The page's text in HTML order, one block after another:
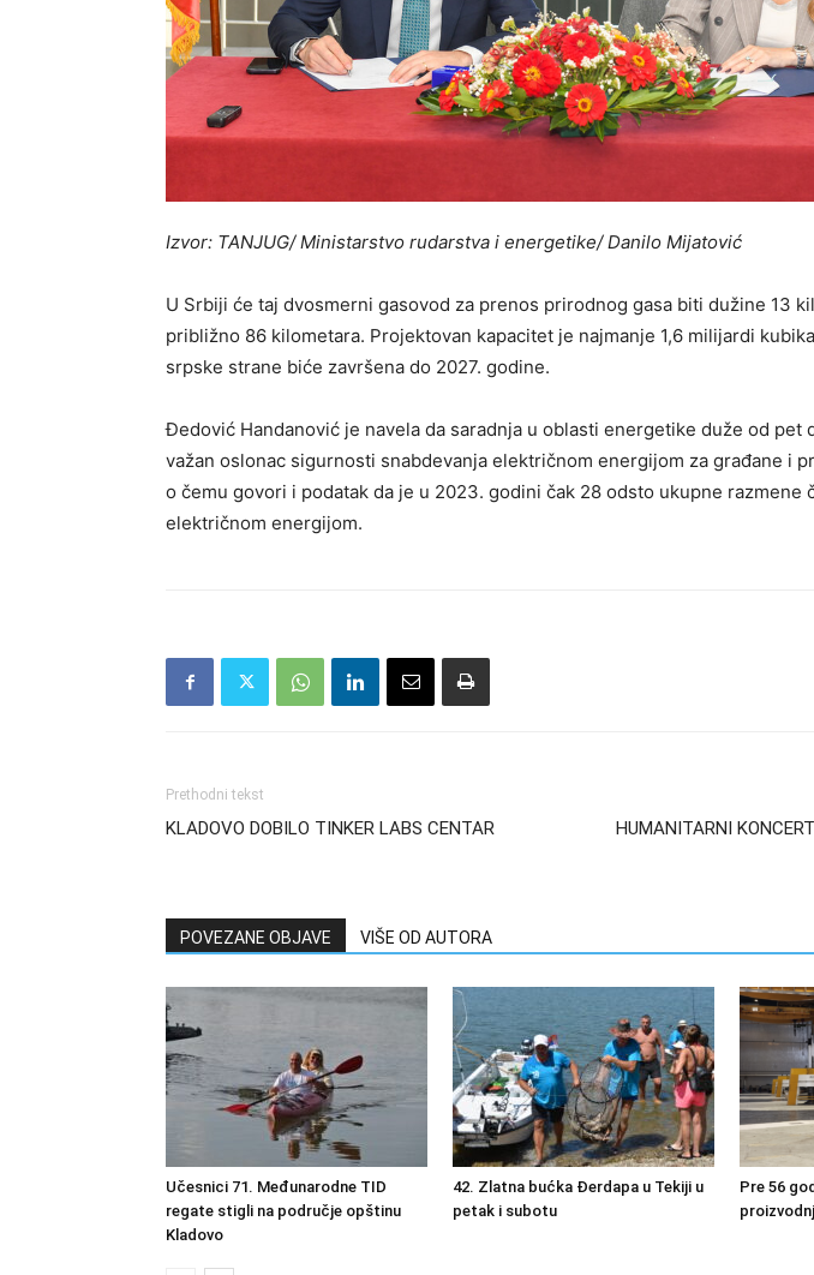
Izvor: TANJUG/ Ministarstvo rudarstva i energetike/ Danilo Mijatović
U Srbiji će taj dvosmerni gasovod za prenos prirodnog gasa biti dužine 13
približno 86 kilometara. Projektovan kapacitet je najmanje 1,6 milijardi
srpske strane biće završena do 2027. godine.
Đedović Handanović je navela da saradnja u oblasti energetike duže od pet
važan oslonac sigurnosti snabdevanja električnom energijom za građane i
o čemu govori i podatak da je u 2023. godini čak 28 odsto ukupne razmene
električnom energijom.
Prethodni tekst
KLADOVO DOBILO TINKER LABS CENTAR
HUMANITARNI
POVEZANE OBJAVE VIŠE OD AUTORA
Učesnici 71. Međunarodne TID
regate stigli na područje opštinu
Kladovo
42. Zlatna bućka Đerdapa u Tekiji u
petak i subotu
Pre 56